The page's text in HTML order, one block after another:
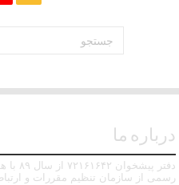
درباره ما
دفتر
رسمی از سازمان تنظیم مقررات و